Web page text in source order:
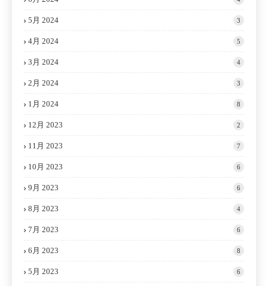
5月 2024 3
4月 2024 5
3月 2024 4
2月 2024 3
1月 2024 8
12月 2023 2
11月 2023 7
10月 2023 6
9月 2023 6
8月 2023 4
7月 2023 6
6月 2023 8
5月 2023 6